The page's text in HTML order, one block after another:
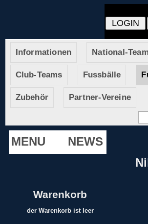
Informationen National-
Club-Teams Fussbälle
Zubehör Partner-Vereine
MENU
NEWS
Warenkorb
der Warenkorb ist leer